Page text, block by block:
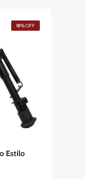
Estilo
18%OFF